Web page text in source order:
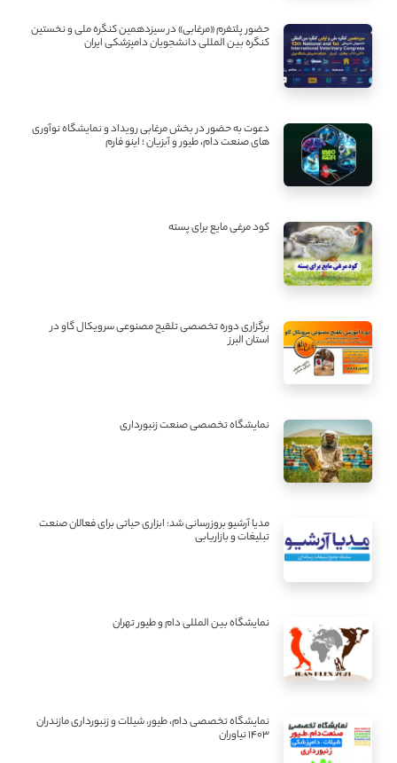
حضور پلتفرم «مرغابی» در سیزدهمین کنگره ملی و نخستین
کنگره بین ‌المللی دانشجویان دامپزشکی ایران
دعوت به حضور در بخش مرغابی رویداد و نمایشگاه نوآوری
های صنعت دام، طیور و آبزیان ؛ اینو فارم
کود مرغی مایع برای پسته
برگزاری دوره تخصصی تلقیح مصنوعی سرویکال گاو در
استان البرز
نمایشگاه تخصصی صنعت زنبورداری
مدیا آرشیو بروزرسانی شد: ابزاری حیاتی برای فعالان صنعت
تبلیغات و بازاریابی
نمایشگاه بین المللی دام و طیور تهران
نمایشگاه تخصصی دام، طیور، شیلات و زنبورداری مازندران
1403 نیاوران